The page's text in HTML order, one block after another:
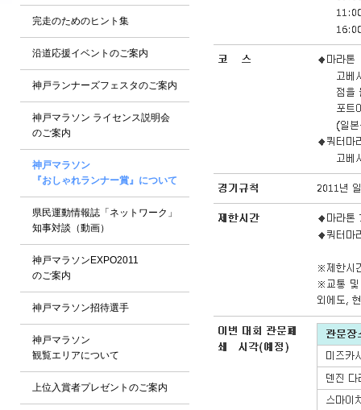
完走のためのヒント集
沿道応援イベントのご案内
神戸ランナーズフェスタのご案内
神戸マラソン ライセンス説明会
のご案内
神戸マラソン
『おしゃれランナー賞』について
県民運動情報誌「ネットワーク」
知事対談（動画）
神戸マラソンEXPO2011
のご案内
神戸マラソン招待選手
神戸マラソン
観覧エリアについて
上位入賞者プレゼントのご案内